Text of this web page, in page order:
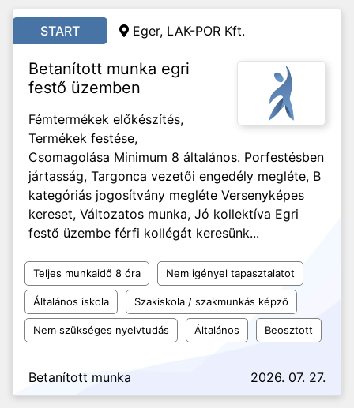
START Eger, LAK-POR Kft.
Betanított munka egri
festő üzemben
Fémtermékek előkészítés,
Termékek festése,
Csomagolása Minimum 8 általános. Porfestésben
jártasság, Targonca vezetői engedély megléte, B
kategóriás jogosítvány megléte Versenyképes
kereset, Változatos munka, Jó kollektíva Egri
festő üzembe férfi kollégát keresünk...
Teljes munkaidő 8 óra Nem igényel tapasztalatot
Általános iskola Szakiskola / szakmunkás képző
Nem szükséges nyelvtudás Általános Beosztott
Betanított munka 2026. 07. 27.